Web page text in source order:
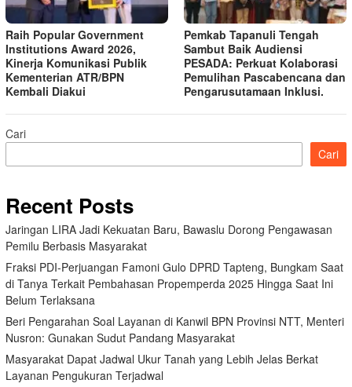
Raih Popular Government
Institutions Award 2026,
Kinerja Komunikasi Publik
Kementerian ATR/BPN
Kembali Diakui
Pemkab Tapanuli Tengah
Sambut Baik Audiensi
PESADA: Perkuat Kolaborasi
Pemulihan Pascabencana dan
Pengarusutamaan Inklusi.
Cari
Cari
Recent Posts
Jaringan LIRA Jadi Kekuatan Baru, Bawaslu Dorong Pengawasan
Pemilu Berbasis Masyarakat
Fraksi PDI-Perjuangan Famoni Gulo DPRD Tapteng, Bungkam Saat
di Tanya Terkait Pembahasan Propemperda 2025 Hingga Saat Ini
Belum Terlaksana
Beri Pengarahan Soal Layanan di Kanwil BPN Provinsi NTT, Menteri
Nusron: Gunakan Sudut Pandang Masyarakat
Masyarakat Dapat Jadwal Ukur Tanah yang Lebih Jelas Berkat
Layanan Pengukuran Terjadwal